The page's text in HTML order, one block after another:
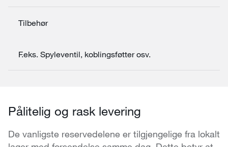
Tilbehør
F.eks. Spyleventil, koblingsføtter osv.
Pålitelig og rask levering
De vanligste reservedelene er tilgjengelige fra lokalt